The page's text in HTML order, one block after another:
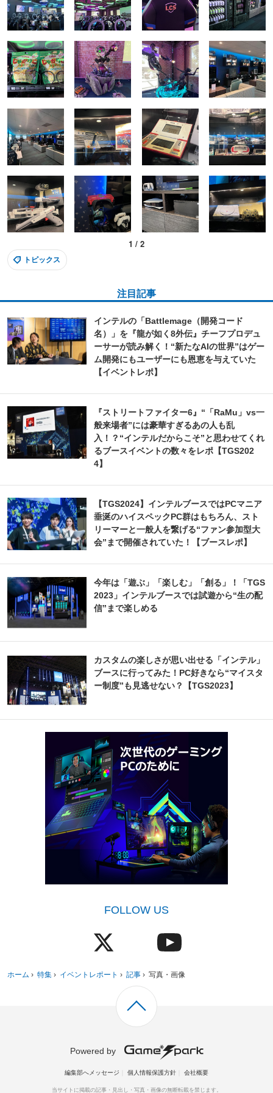
1 / 2
トピックス
注目記事
インテルの「Battlemage（開発コード
名）」を『龍が如く8外伝』チーフプロデュ
ーサーが読み解く！“新たなAIの世界”はゲー
ム開発にもユーザーにも恩恵を与えていた
【イベントレポ】
『ストリートファイター6』“「RaMu」vs一
般来場者”には豪華すぎるあの人も乱
入！？“インテルだからこそ”と思わせてくれ
るブースイベントの数々をレポ【TGS202
4】
【TGS2024】インテルブースではPCマニア
垂涎のハイスペックPC群はもちろん、スト
リーマーと一般人を繋げる“ファン参加型大
会”まで開催されていた！【ブースレポ】
今年は「遊ぶ」「楽しむ」「創る」！「TGS
2023」インテルブースでは試遊から“生の配
信”まで楽しめる
カスタムの楽しさが思い出せる「インテル」
ブースに行ってみた！PC好きなら“マイスタ
ー制度”も見逃せない？【TGS2023】
FOLLOW US
ホーム › 特集 › イベントレポート › 記事 › 写真・画像
Powered by
編集部へメッセージ 個人情報保護方針 会社概要
当サイトに掲載の記事・見出し・写真・画像の無断転載を禁じます。